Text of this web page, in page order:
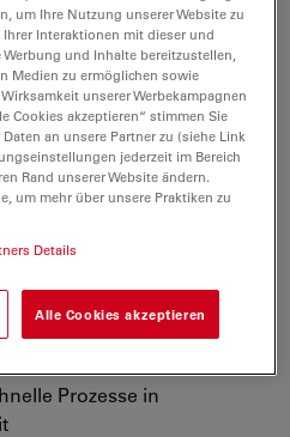
festzuhalten wären, die
Stellen Sie sich vor, Sie
Bild davon, was
das möglich. Die
mit neuester
(sCMOS) versetzt
durch kurze
Prozesse in
um Ihre Nutzung unserer Website zu
Interaktionen mit dieser und
und Inhalte bereitzustellen,
Medien zu ermöglichen sowie
unserer Werbekampagnen
Cookies akzeptieren“ stimmen Sie
an unsere Partner zu (siehe Link
jederzeit im Bereich
Rand unserer Website ändern.
um mehr über unsere Praktiken zu
Details
Alle Cookies akzeptieren